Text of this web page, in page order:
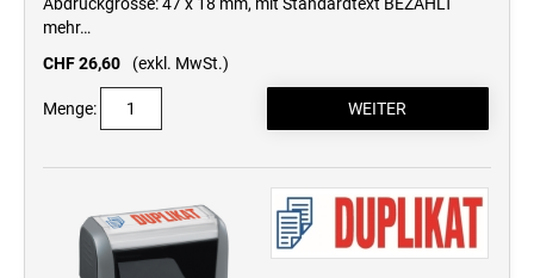
mehr…
CHF 26,60
(exkl. MwSt.)
Menge: